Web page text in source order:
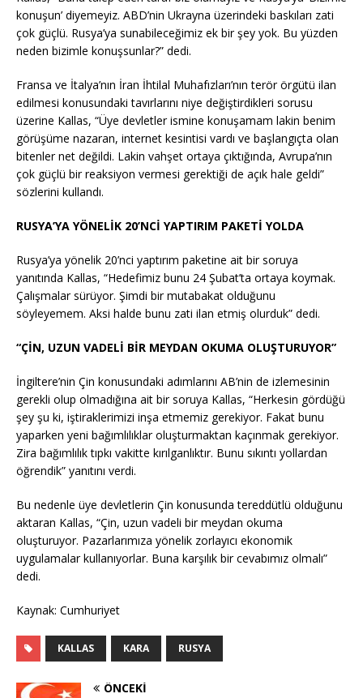
konuşun’ diyemeyiz. ABD’nin Ukrayna üzerindeki baskıları zati
çok güçlü. Rusya’ya sunabileceğimiz ek bir şey yok. Bu yüzden
neden bizimle konuşsunlar?” dedi.
Fransa ve İtalya’nın İran İhtilal Muhafızları’nın terör örgütü ilan
edilmesi konusundaki tavırlarını niye değiştirdikleri sorusu
üzerine Kallas, “Üye devletler ismine konuşamam lakin benim
görüşüme nazaran, internet kesintisi vardı ve başlangıçta olan
bitenler net değildi. Lakin vahşet ortaya çıktığında, Avrupa’nın
çok güçlü bir reaksiyon vermesi gerektiği de açık hale geldi”
sözlerini kullandı.
RUSYA’YA YÖNELİK 20’NCİ YAPTIRIM PAKETİ YOLDA
Rusya’ya yönelik 20’nci yaptırım paketine ait bir soruya
yanıtında Kallas, “Hedefimiz bunu 24 Şubat’ta ortaya koymak.
Çalışmalar sürüyor. Şimdi bir mutabakat olduğunu
söyleyemem. Aksi halde bunu zati ilan etmiş olurduk” dedi.
“ÇİN, UZUN VADELİ BİR MEYDAN OKUMA OLUŞTURUYOR”
İngiltere’nin Çin konusundaki adımlarını AB’nin de izlemesinin
gerekli olup olmadığına ait bir soruya Kallas, “Herkesin gördüğü
şey şu ki, iştiraklerimizi inşa etmemiz gerekiyor. Fakat bunu
yaparken yeni bağımlılıklar oluşturmaktan kaçınmak gerekiyor.
Zira bağımlılık tıpkı vakitte kırılganlıktır. Bunu sıkıntı yollardan
öğrendik” yanıtını verdi.
Bu nedenle üye devletlerin Çin konusunda tereddütlü olduğunu
aktaran Kallas, “Çin, uzun vadeli bir meydan okuma
oluşturuyor. Pazarlarımıza yönelik zorlayıcı ekonomik
uygulamalar kullanıyorlar. Buna karşılık bir cevabımız olmalı”
dedi.
Kaynak: Cumhuriyet
KALLAS KARA RUSYA
ÖNCEKI